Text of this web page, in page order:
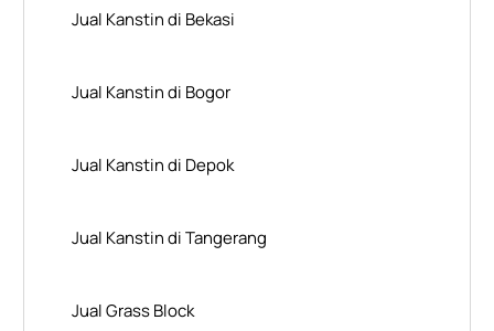
Jual Kanstin di Bekasi
Jual Kanstin di Bogor
Jual Kanstin di Depok
Jual Kanstin di Tangerang
Jual Grass Block